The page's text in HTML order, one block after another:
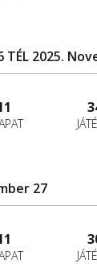
TÉL 2025.
27